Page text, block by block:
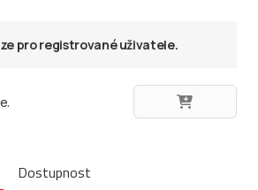
pro registrované uživatele.
Dostupnost